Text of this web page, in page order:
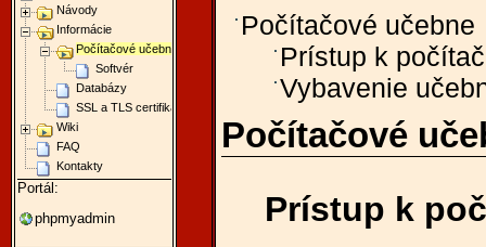
Počítačové učebne
Prístup k
Vybavenie
Počítačové
Prístup k
Návody
Informácie
Počítačové učebne
Softvér
Databázy
SSL a TLS certifikáty
Wiki
FAQ
Kontakty
Portál:
phpmyadmin